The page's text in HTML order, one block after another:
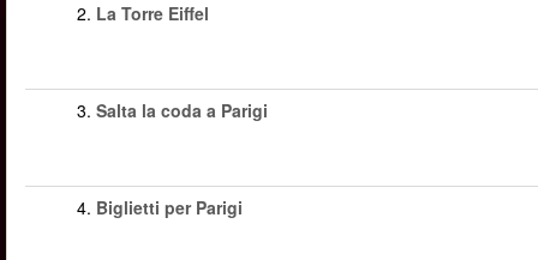
2. La Torre Eiffel
3. Salta la coda a Parigi
4. Biglietti per Parigi